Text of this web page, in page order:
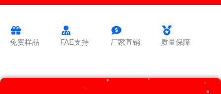
免费样品 FAE支持 厂家直销 质量保障